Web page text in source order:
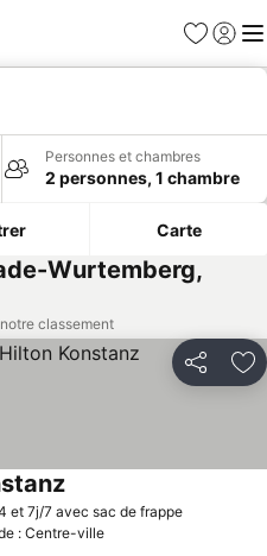
Favoris
Se
Personnes et chambres
2 personnes, 1 chambre
Carte
Wurtemberg,
classement
Partager
et 7j/7 avec sac de frappe
Consulter les prix
: Centre-ville